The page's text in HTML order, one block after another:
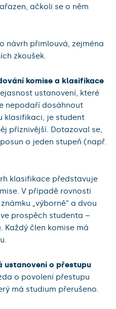
ačkoli se o něm
návrh přimlouvá, zejména
zkoušek.
komise a klasifikace
ustanovení, které
nepodaří dosáhnout
klasifikaci, je student
příznivější. Dotazoval se,
o jeden stupeň (např.
klasifikace představuje
V případě rovnosti
„výborně“ a dvou
prospěch studenta –
Každý člen komise má
ustanovení o přestupu
o povolení přestupu
má studium přerušeno.